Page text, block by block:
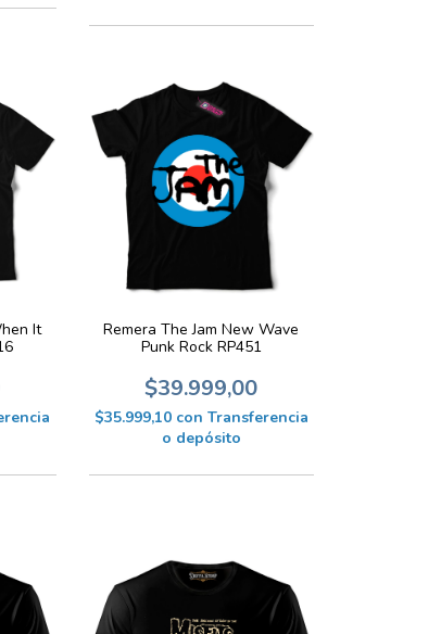
It
Remera The Jam New Wave
Punk Rock RP451
$39.999,00
$35.999,10 con Transferencia
o depósito